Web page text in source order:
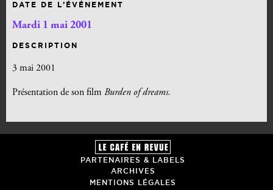
DATE DE L’ÉVÉNEMENT
Mardi 1 mai 2001
DESCRIPTION
3 mai 2001
Présentation de son film Burden of dreams.
PARTENAIRES & LABELS
ARCHIVES
MENTIONS LÉGALES